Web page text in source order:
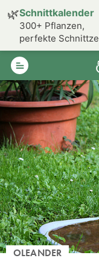
OLEANDER
🌿Schnittkalender
300+ Pflanzen,
perfekte